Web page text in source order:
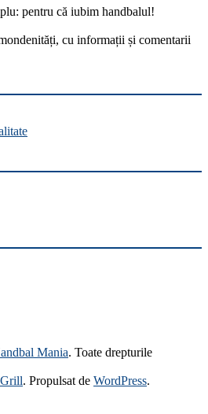
pentru că iubim handbalul!
cu informații și comentarii
Mania. Toate drepturile
. Propulsat de WordPress.